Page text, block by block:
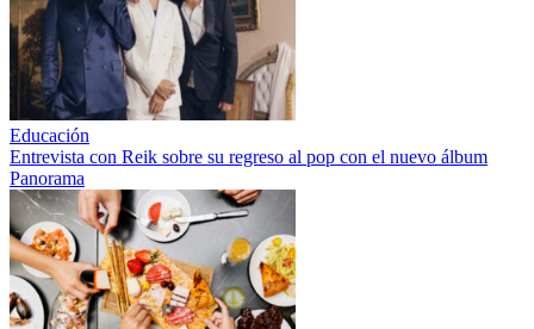
Educación
Entrevista con Reik sobre su regreso al pop con el nuevo álbum
Panorama